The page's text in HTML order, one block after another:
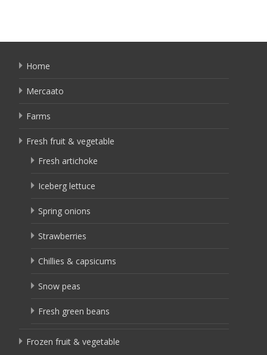
Home
Mercaato
Farms
Fresh fruit & vegetable
Fresh artichoke
Iceberg lettuce
Spring onions
Strawberries
Chillies & capsicums
Snow peas
Fresh green beans
Frozen fruit & vegetable